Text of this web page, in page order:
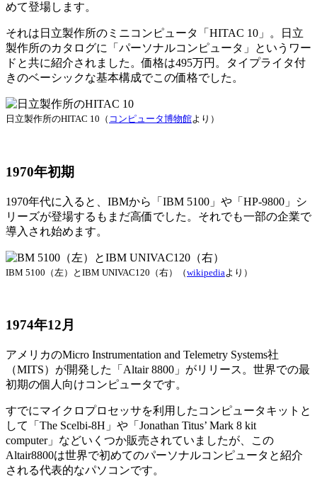
めて登場します。
それは日立製作所のミニコンピュータ「HITAC 10」。日立
製作所のカタログに「パーソナルコンピュータ」というワー
ドと共に紹介されました。価格は495万円。タイプライタ付
きのベーシックな基本構成でこの価格でした。
日立製作所のHITAC 10（ コンピュータ博物館より）
1970年初期
1970年代に入ると、IBMから「IBM 5100」や「HP-9800」シ
リーズが登場するもまだ高価でした。それでも一部の企業で
導入され始めます。
IBM 5100（左）とIBM UNIVAC120（右）（wikipedia より）
1974年12月
アメリカのMicro Instrumentation and Telemetry Systems社
（MITS）が開発した「Altair 8800」がリリース。世界での最
初期の個人向けコンピュータです。
すでにマイクロプロセッサを利用したコンピュータキットと
して「The Scelbi-8H」や「Jonathan Titus’ Mark 8 kit
computer」などいくつか販売されていましたが、この
Altair8800は世界で初めてのパーソナルコンピュータと紹介
される代表的なパソコンです。